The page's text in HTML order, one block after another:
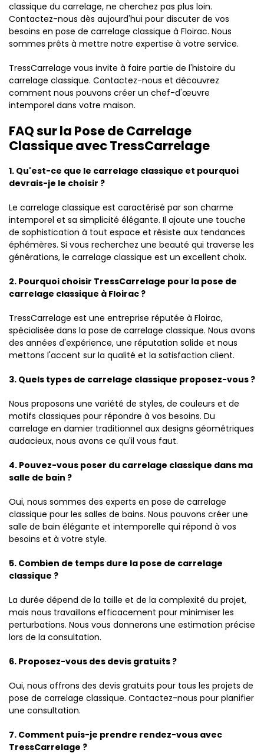
classique du carrelage, ne cherchez pas plus loin.
Contactez-nous dès aujourd'hui pour discuter de vos
besoins en pose de carrelage classique à Floirac. Nous
sommes prêts à mettre notre expertise à votre service.
TressCarrelage vous invite à faire partie de l'histoire du
carrelage classique. Contactez-nous et découvrez
comment nous pouvons créer un chef-d'œuvre
intemporel dans votre maison.
FAQ sur la Pose de Carrelage
Classique avec TressCarrelage
1. Qu'est-ce que le carrelage classique et pourquoi
devrais-je le choisir ?
Le carrelage classique est caractérisé par son charme
intemporel et sa simplicité élégante. Il ajoute une touche
de sophistication à tout espace et résiste aux tendances
éphémères. Si vous recherchez une beauté qui traverse les
générations, le carrelage classique est un excellent choix.
2. Pourquoi choisir TressCarrelage pour la pose de
carrelage classique à Floirac ?
TressCarrelage est une entreprise réputée à Floirac,
spécialisée dans la pose de carrelage classique. Nous avons
des années d'expérience, une réputation solide et nous
mettons l'accent sur la qualité et la satisfaction client.
3. Quels types de carrelage classique proposez-vous ?
Nous proposons une variété de styles, de couleurs et de
motifs classiques pour répondre à vos besoins. Du
carrelage en damier traditionnel aux designs géométriques
audacieux, nous avons ce qu'il vous faut.
4. Pouvez-vous poser du carrelage classique dans ma
salle de bain ?
Oui, nous sommes des experts en pose de carrelage
classique pour les salles de bains. Nous pouvons créer une
salle de bain élégante et intemporelle qui répond à vos
besoins et à votre style.
5. Combien de temps dure la pose de carrelage
classique ?
La durée dépend de la taille et de la complexité du projet,
mais nous travaillons efficacement pour minimiser les
perturbations. Nous vous donnerons une estimation précise
lors de la consultation.
6. Proposez-vous des devis gratuits ?
Oui, nous offrons des devis gratuits pour tous les projets de
pose de carrelage classique. Contactez-nous pour planifier
une consultation.
7. Comment puis-je prendre rendez-vous avec
TressCarrelage ?